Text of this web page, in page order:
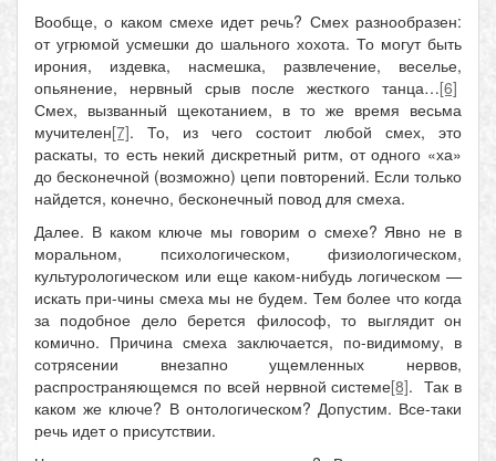
Вообще, о каком смехе идет речь? Смех разнообразен:
от угрюмой усмешки до шального хохота. То могут быть
ирония, издевка, насмешка, развлечение, веселье,
опьянение, нервный срыв после жесткого танца…[6]
Смех, вызванный щекотанием, в то же время весьма
мучителен[7]. То, из чего состоит любой смех, это
раскаты, то есть некий дискретный ритм, от одного «ха»
до бесконечной (возможно) цепи повторений. Если только
найдется, конечно, бесконечный повод для смеха.
Далее. В каком ключе мы говорим о смехе? Явно не в
моральном, психологическом, физиологическом,
культурологическом или еще каком-нибудь логическом —
искать при-чины смеха мы не будем. Тем более что когда
за подобное дело берется философ, то выглядит он
комично. Причина смеха заключается, по-видимому, в
сотрясении внезапно ущемленных нервов,
распространяющемся по всей нервной системе[8]. Так в
каком же ключе? В онтологическом? Допустим. Все-таки
речь идет о присутствии.